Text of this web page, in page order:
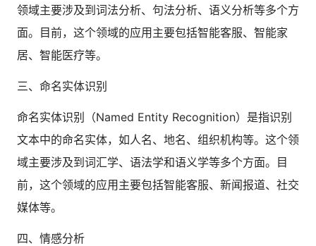
领域主要涉及到词法分析、句法分析、语义分析等多个方
面。目前，这个领域的应用主要包括智能客服、智能家
居、智能医疗等。
三、命名实体识别
命名实体识别（Named Entity Recognition）是指识别
文本中的命名实体，如人名、地名、组织机构等。这个领
域主要涉及到词汇学、语法学和语义学等多个方面。目
前，这个领域的应用主要包括智能客服、新闻报道、社交
媒体等。
四、情感分析